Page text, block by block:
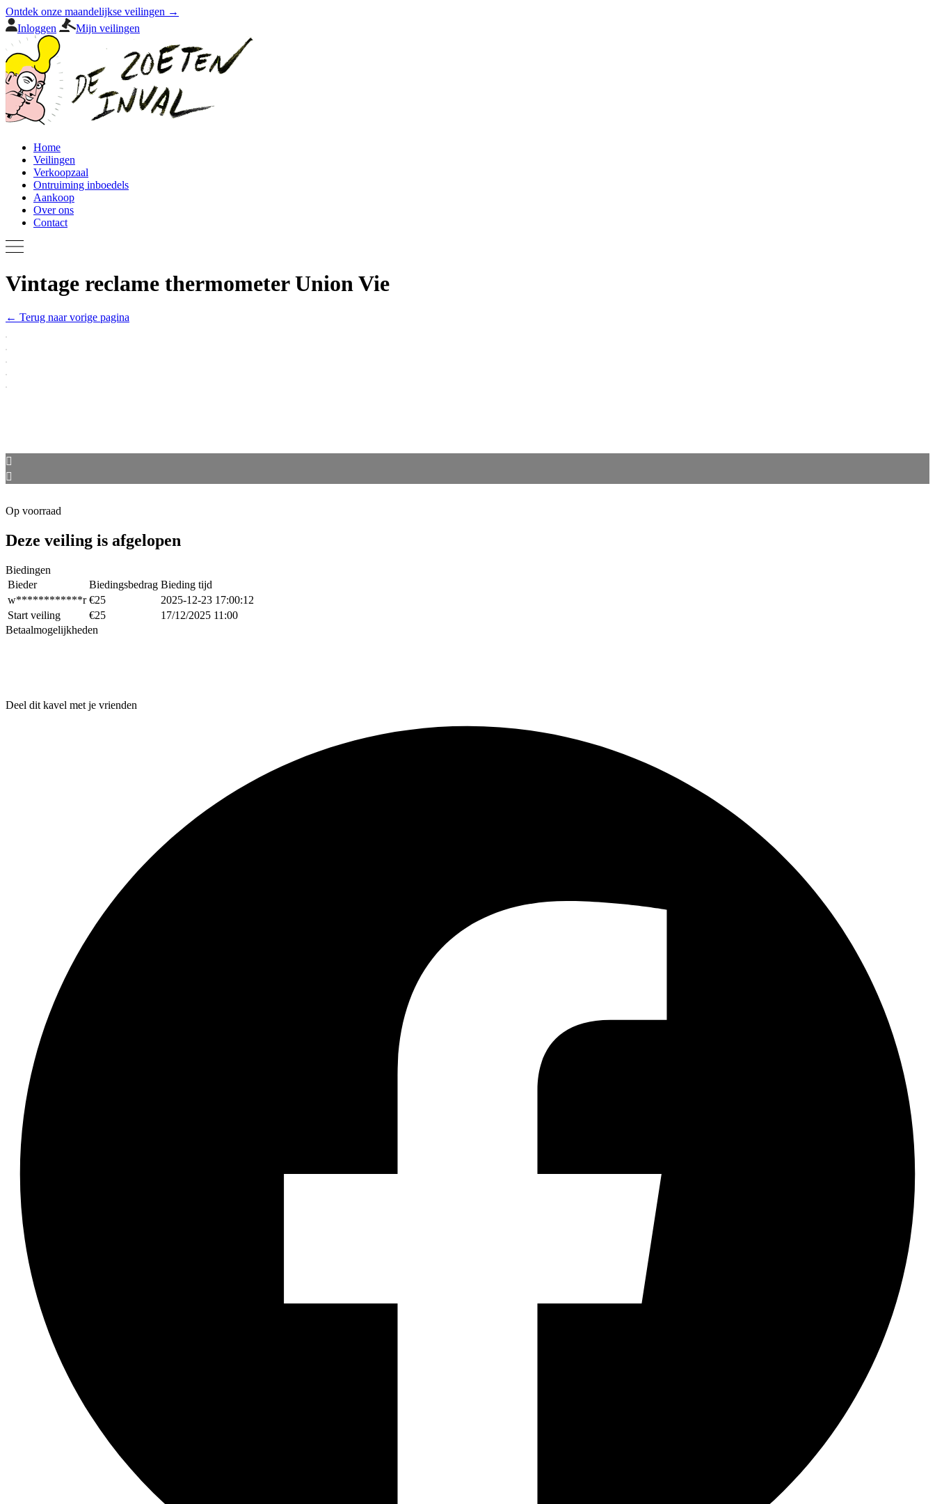
Ontdek onze maandelijkse veilingen →
Inloggen
Mijn veilingen
Home
Veilingen
Verkoopzaal
Ontruiming inboedels
Aankoop
Over ons
Contact
Vintage reclame thermometer Union Vie
← Terug naar vorige pagina
Op voorraad
Deze veiling is afgelopen
Biedingen
Bieder
Biedingsbedrag Bieding tijd
w************r €25
2025-12-23 17:00:12
Start veiling
€25
17/12/2025 11:00
Betaalmogelijkheden
Deel dit kavel met je vrienden